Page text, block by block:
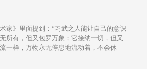
家》里面提到：“习武之人能让自己的意识
所有，但又包罗万象；它接纳一切，但又
一样，万物永无停息地流动着，不会休